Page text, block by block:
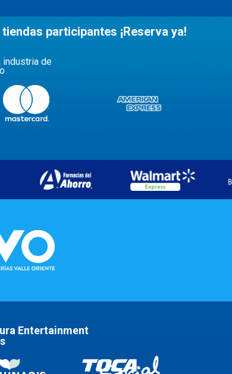
participantes ¡Reserva ya!
industria de
Entertainment